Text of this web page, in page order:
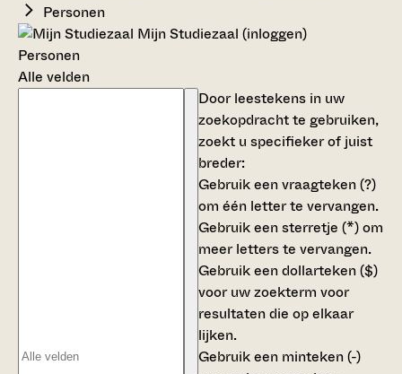
Personen
Mijn Studiezaal (inloggen)
Personen
Alle velden
Door leestekens in uw
zoekopdracht te gebruiken,
zoekt u specifieker of juist
breder:
Gebruik eenvraagteken (?)
om één letter te vervangen.
Gebruik eensterretje (*)om
meer letters te vervangen.
Gebruik eendollarteken ($)
voor uw zoekterm voor
resultaten die op elkaar
lijken.
Gebruik een minteken (-)